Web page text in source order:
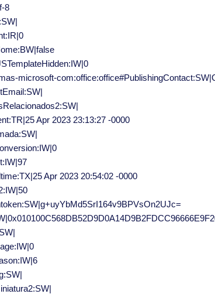
8
microsoft-
Apr 2023 23:13:27 -0000
Apr 2023 20:54:02 -0000